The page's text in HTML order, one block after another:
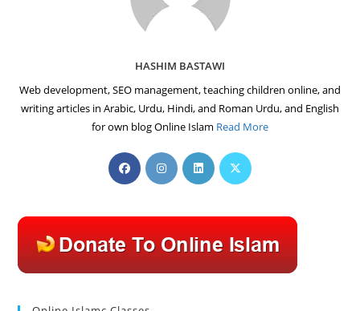
HASHIM BASTAWI
Web development, SEO management, teaching children online, and
writing articles in Arabic, Urdu, Hindi, and Roman Urdu, and English
for own blog Online Islam Read More
Opens
in
new
tab
Opens
in
new
tab
Opens
in
new
tab
Opens
new
tab